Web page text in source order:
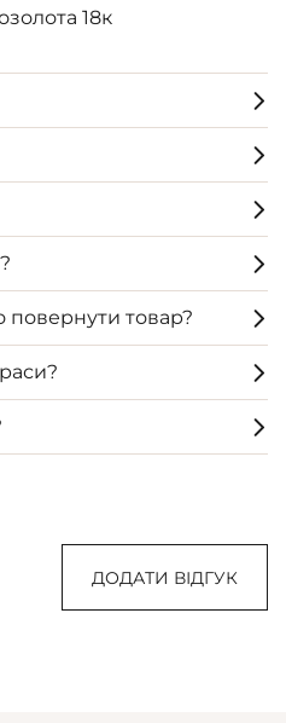
18к
товар?
ДОДАТИ ВІДГУК